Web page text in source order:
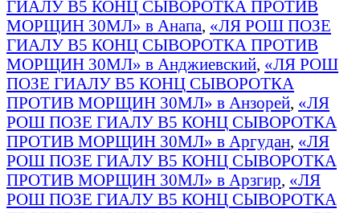
ГИАЛУ B5 КОНЦ СЫВОРОТКА ПРОТИВ
МОРЩИН 30МЛ» в Анапа, «ЛЯ РОШ ПОЗЕ
ГИАЛУ B5 КОНЦ СЫВОРОТКА ПРОТИВ
МОРЩИН 30МЛ» в Анджиевский, «ЛЯ РОШ
ПОЗЕ ГИАЛУ B5 КОНЦ СЫВОРОТКА
ПРОТИВ МОРЩИН 30МЛ» в Анзорей, «ЛЯ
РОШ ПОЗЕ ГИАЛУ B5 КОНЦ СЫВОРОТКА
ПРОТИВ МОРЩИН 30МЛ» в Аргудан, «ЛЯ
РОШ ПОЗЕ ГИАЛУ B5 КОНЦ СЫВОРОТКА
ПРОТИВ МОРЩИН 30МЛ» в Арзгир, «ЛЯ
РОШ ПОЗЕ ГИАЛУ B5 КОНЦ СЫВОРОТКА